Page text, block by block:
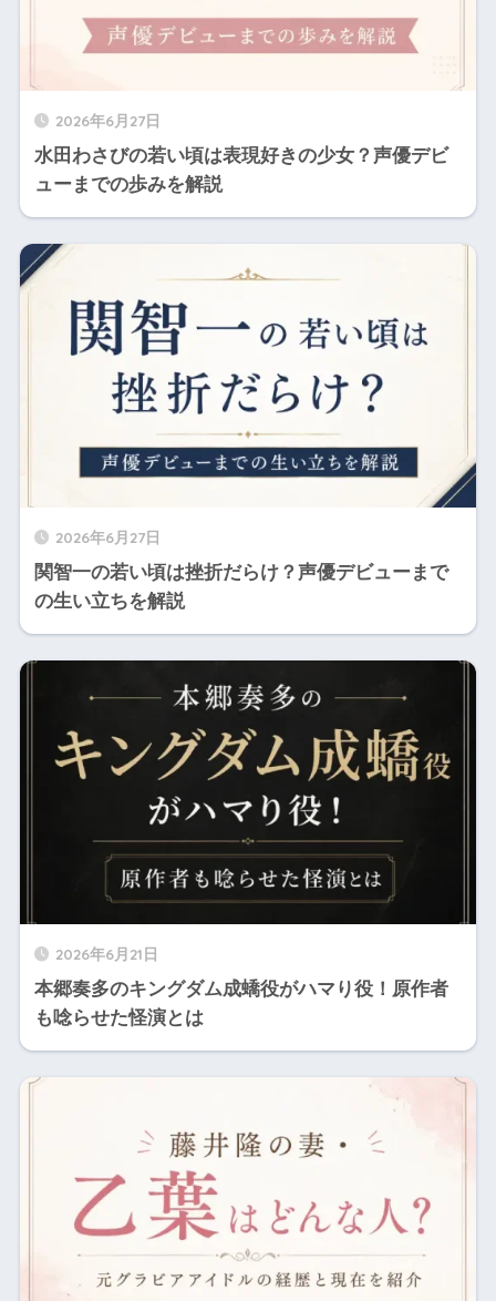
2026年6月27日
水田わさびの若い頃は表現好きの少女？声優デビ
ューまでの歩みを解説
2026年6月27日
関智一の若い頃は挫折だらけ？声優デビューまで
の生い立ちを解説
2026年6月21日
本郷奏多のキングダム成蟜役がハマり役！原作者
も唸らせた怪演とは